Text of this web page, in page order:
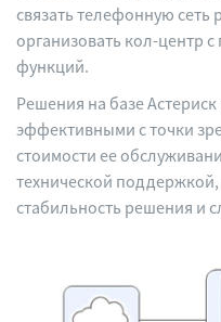
связать телефонную
организовать кол-центр
функций.
Решения на базе
эффективными с точки
стоимости ее
технической
стабильность решения и